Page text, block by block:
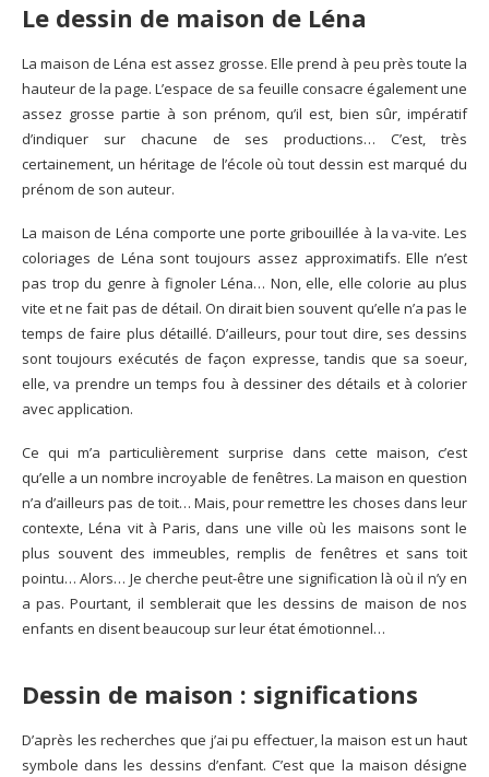
Le dessin de maison de Léna
La maison de Léna est assez grosse. Elle prend à peu près toute la
hauteur de la page. L’espace de sa feuille consacre également une
assez grosse partie à son prénom, qu’il est, bien sûr, impératif
d’indiquer sur chacune de ses productions… C’est, très
certainement, un héritage de l’école où tout dessin est marqué du
prénom de son auteur.
La maison de Léna comporte une porte gribouillée à la va-vite. Les
coloriages de Léna sont toujours assez approximatifs. Elle n’est
pas trop du genre à fignoler Léna… Non, elle, elle colorie au plus
vite et ne fait pas de détail. On dirait bien souvent qu’elle n’a pas le
temps de faire plus détaillé. D’ailleurs, pour tout dire, ses dessins
sont toujours exécutés de façon expresse, tandis que sa soeur,
elle, va prendre un temps fou à dessiner des détails et à colorier
avec application.
Ce qui m’a particulièrement surprise dans cette maison, c’est
qu’elle a un nombre incroyable de fenêtres. La maison en question
n’a d’ailleurs pas de toit… Mais, pour remettre les choses dans leur
contexte, Léna vit à Paris, dans une ville où les maisons sont le
plus souvent des immeubles, remplis de fenêtres et sans toit
pointu… Alors… Je cherche peut-être une signification là où il n’y en
a pas. Pourtant, il semblerait que les dessins de maison de nos
enfants en disent beaucoup sur leur état émotionnel…
Dessin de maison : significations
D’après les recherches que j’ai pu effectuer, la maison est un haut
symbole dans les dessins d’enfant. C’est que la maison désigne